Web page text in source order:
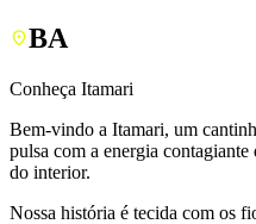
BA
Conheça Itamari
Bem-vindo a Itamari, um
pulsa com a energia
do interior.
Nossa história é tecida com os